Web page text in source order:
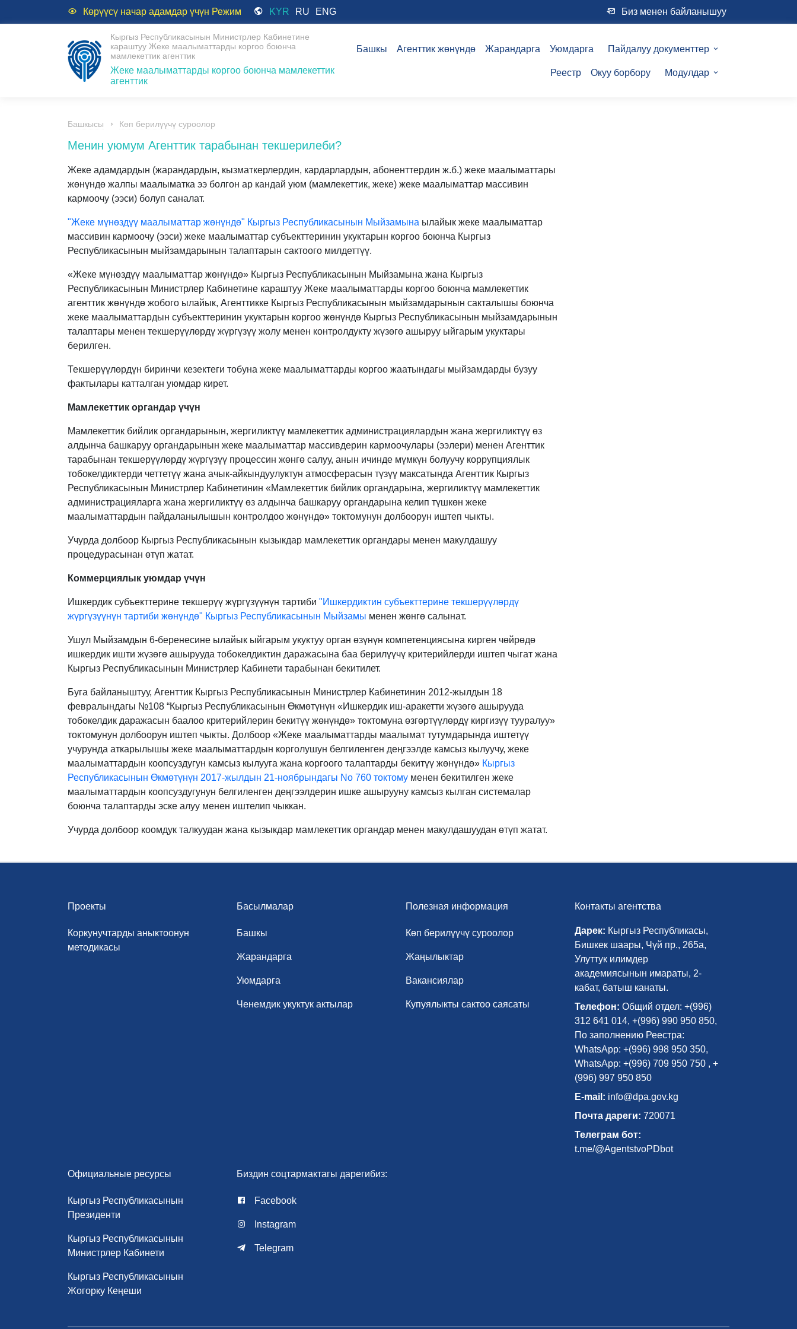
Көрүүсү начар адамдар үчүн Режим KYR RU ENG Биз менен байланышуу
Кыргыз Республикасынын Министрлер Кабинетине
караштуу Жеке маалыматтарды коргоо боюнча
мамлекеттик агенттик
Жеке маалыматтарды коргоо боюнча мамлекеттик
агенттик
Башкы Агенттик жөнүндө Жарандарга Уюмдарга Пайдалуу документтер
Реестр Окуу борбору Модулдар
Башкысы Көп берилүүчү суроолор
Менин уюмум Агенттик тарабынан текшерилеби?
Жеке адамдардын (жарандардын, кызматкерлердин, кардарлардын, абоненттердин ж.б.) жеке маалыматтары
жөнүндө жалпы маалыматка ээ болгон ар кандай уюм (мамлекеттик, жеке) жеке маалыматтар массивин
кармоочу (ээси) болуп саналат.
"Жеке мүнөздүү маалыматтар жөнүндө" Кыргыз Республикасынын Мыйзамына ылайык жеке маалыматтар
массивин кармоочу (ээси) жеке маалыматтар субъекттеринин укуктарын коргоо боюнча Кыргыз
Республикасынын мыйзамдарынын талаптарын сактоого милдеттүү.
«Жеке мүнөздүү маалыматтар жөнүндө» Кыргыз Республикасынын Мыйзамына жана Кыргыз
Республикасынын Министрлер Кабинетине караштуу Жеке маалыматтарды коргоо боюнча мамлекеттик
агенттик жөнүндө жобого ылайык, Агенттикке Кыргыз Республикасынын мыйзамдарынын сакталышы боюнча
жеке маалыматтардын субъекттеринин укуктарын коргоо жөнүндө Кыргыз Республикасынын мыйзамдарынын
талаптары менен текшерүүлөрдү жүргүзүү жолу менен контролдукту жүзөгө ашыруу ыйгарым укуктары
берилген.
Текшерүүлөрдүн биринчи кезектеги тобуна жеке маалыматтарды коргоо жаатындагы мыйзамдарды бузуу
фактылары катталган уюмдар кирет.
Мамлекеттик органдар үчүн
Мамлекеттик бийлик органдарынын, жергиликтүү мамлекеттик администрациялардын жана жергиликтүү өз
алдынча башкаруу органдарынын жеке маалыматтар массивдерин кармоочулары (ээлери) менен Агенттик
тарабынан текшерүүлөрдү жүргүзүү процессин жөнгө салуу, анын ичинде мүмкүн болуучу коррупциялык
тобокелдиктерди четтетүү жана ачык-айкындуулуктун атмосферасын түзүү максатында Агенттик Кыргыз
Республикасынын Министрлер Кабинетинин «Мамлекеттик бийлик органдарына, жергиликтүү мамлекеттик
администрацияларга жана жергиликтүү өз алдынча башкаруу органдарына келип түшкөн жеке
маалыматтардын пайдаланылышын контролдоо жөнүндө» токтомунун долбоорун иштеп чыкты.
Учурда долбоор Кыргыз Республикасынын кызыкдар мамлекеттик органдары менен макулдашуу
процедурасынан өтүп жатат.
Коммерциялык уюмдар үчүн
Ишкердик субъекттерине текшерүү жүргүзүүнүн тартиби "Ишкердиктин субъекттерине текшерүүлөрдү
жүргүзүүнүн тартиби жөнүндө" Кыргыз Республикасынын Мыйзамы менен жөнгө салынат.
Ушул Мыйзамдын 6-беренесине ылайык ыйгарым укуктуу орган өзүнүн компетенциясына кирген чөйрөдө
ишкердик ишти жүзөгө ашырууда тобокелдиктин даражасына баа берилүүчү критерийлерди иштеп чыгат жана
Кыргыз Республикасынын Министрлер Кабинети тарабынан бекитилет.
Буга байланыштуу, Агенттик Кыргыз Республикасынын Министрлер Кабинетинин 2012-жылдын 18
февралындагы №108 “Кыргыз Республикасынын Өкмөтүнүн «Ишкердик иш-аракетти жүзөгө ашырууда
тобокелдик даражасын баалоо критерийлерин бекитүү жөнүндө» токтомуна өзгөртүүлөрдү киргизүү тууралуу»
токтомунун долбоорун иштеп чыкты. Долбоор «Жеке маалыматтарды маалымат тутумдарында иштетүү
учурунда аткарылышы жеке маалыматтардын корголушун белгиленген деңгээлде камсыз кылуучу, жеке
маалыматтардын коопсуздугун камсыз кылууга жана коргоого талаптарды бекитүү жөнүндө» Кыргыз
Республикасынын Өкмөтүнүн 2017-жылдын 21-ноябрындагы No 760 токтому менен бекитилген жеке
маалыматтардын коопсуздугунун белгиленген деңгээлдерин ишке ашырууну камсыз кылган системалар
боюнча талаптарды эске алуу менен иштелип чыккан.
Учурда долбоор коомдук талкуудан жана кызыкдар мамлекеттик органдар менен макулдашуудан өтүп жатат.
Проекты
Коркунучтарды аныктоонун
методикасы
Басылмалар
Башкы
Жарандарга
Уюмдарга
Ченемдик укуктук актылар
Полезная информация
Көп берилүүчү суроолор
Жаңылыктар
Вакансиялар
Купуялыкты сактоо саясаты
Контакты агентства
Дарек: Кыргыз Республикасы,
Бишкек шаары, Чүй пр., 265а,
Улуттук илимдер
академиясынын имараты, 2-
кабат, батыш канаты.
Телефон: Общий отдел: +(996)
312 641 014, +(996) 990 950 850,
По заполнению Реестра:
WhatsApp: +(996) 998 950 350,
WhatsApp: +(996) 709 950 750 , +
(996) 997 950 850
E-mail: info@dpa.gov.kg
Почта дареги: 720071
Телеграм бот:
t.me/@AgentstvoPDbot
Официальные ресурсы
Кыргыз Республикасынын
Президенти
Кыргыз Республикасынын
Министрлер Кабинети
Кыргыз Республикасынын
Жогорку Кеңеши
Биздин соцтармактагы дарегибиз:
Facebook
Instagram
Telegram